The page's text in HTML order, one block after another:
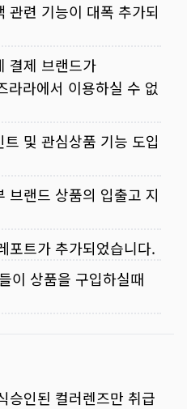
관련 기능이 대폭 추가되
결제 브랜드가
라라에서 이용하실 수 없
및 관심상품 기능 도입
브랜드 상품의 입출고 지
포트가 추가되었습니다.
이 상품을 구입하실때
승인된 컬러렌즈만 취급